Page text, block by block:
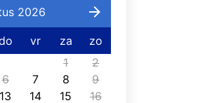
2026
vr za
zo
1
2
6 7 8
9
13 14 15
16